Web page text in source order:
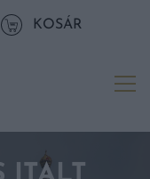
KOSÁR